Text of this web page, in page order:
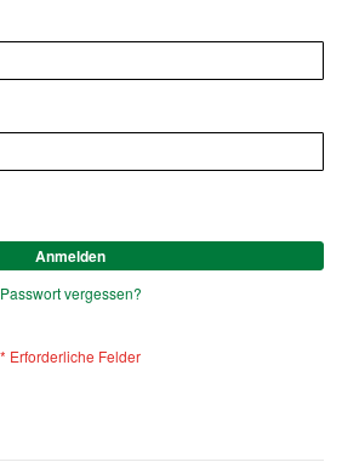
Anmelden
Passwort vergessen?